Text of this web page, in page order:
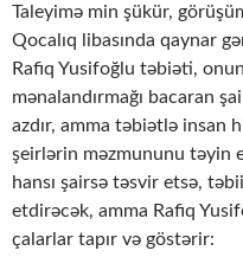
Taleyimə min şükür,
Qocalıq libasında qaynar
Rafiq Yusifoğlu təbiəti,
mənalandırmağı bacaran
azdır, amma təbiətlə insan
şeirlərin məzmununu təyin
hansı şairsə təsvir etsə,
etdirəcək, amma Rafiq
çalarlar tapır və göstərir: